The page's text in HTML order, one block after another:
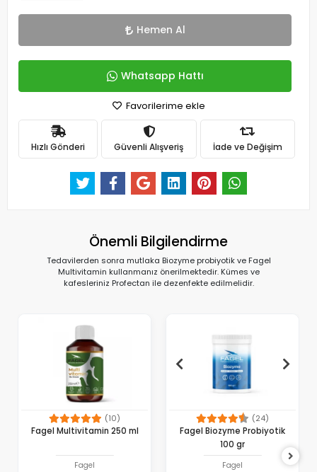
Hemen Al
Whatsapp Hattı
Favorilerime ekle
Hızlı Gönderi Güvenli Alışveriş İade ve Değişim
Önemli Bilgilendirme
Tedavilerden sonra mutlaka Biozyme probiyotik ve Fagel
Multivitamin kullanmanız önerilmektedir. Kümes ve
kafesleriniz Profectan ile dezenfekte edilmelidir.
(10)
Fagel Multivitamin 250 ml
Fagel
(24)
Fagel Biozyme Probiyotik
100 gr
Fagel